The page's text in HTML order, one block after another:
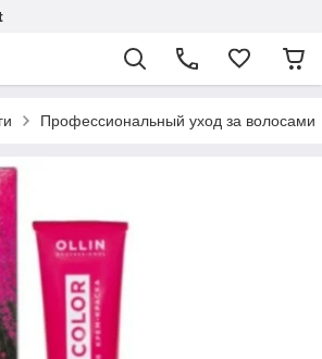
Профессиональный уход за волосами